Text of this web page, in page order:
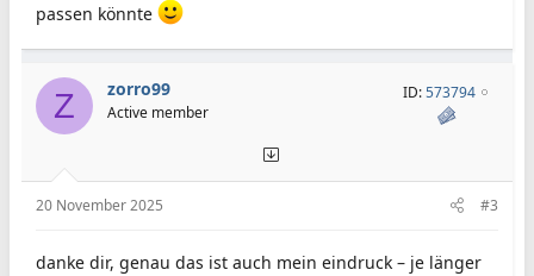
passen könnte
Z zorro99
Active member
ID:573794
20 November 2025 #3
danke dir, genau das ist auch mein eindruck – je länger